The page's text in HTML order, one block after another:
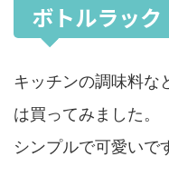
ボトルラック
キッチンの調味料な
は買ってみました。
シンプルで可愛いで